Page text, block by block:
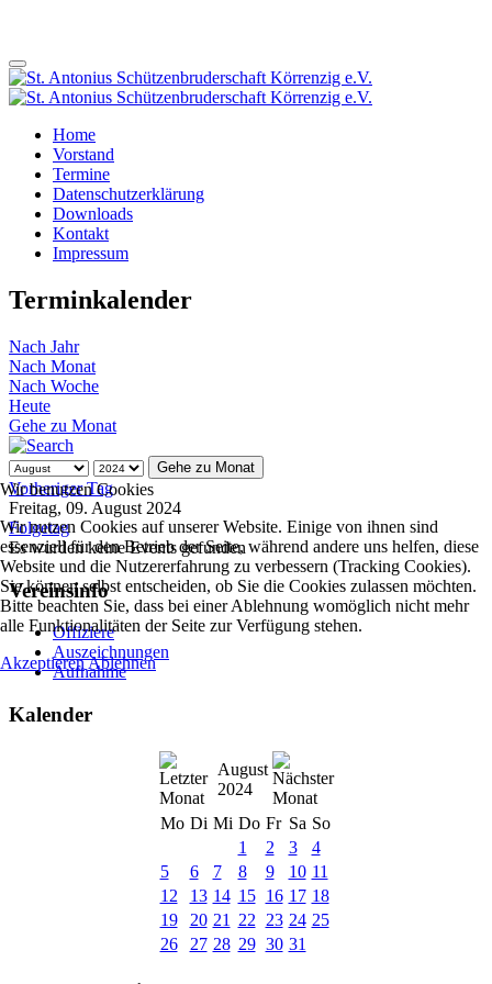
Home
Vorstand
Termine
Datenschutzerklärung
Downloads
Kontakt
Impressum
Terminkalender
Nach Jahr
Nach Monat
Nach Woche
Heute
Gehe zu Monat
Gehe zu Monat
Vorheriger Tag
Freitag, 09. August 2024
Folgetag
Es wurden keine Events gefunden
Vereinsinfo
Offiziere
Auszeichnungen
Aufnahme
Kalender
August
2024
Mo Di Mi Do Fr Sa So
1
2 3
4
5
6 7 8 9 10 11
12
13 14 15 16 17 18
19
20 21 22 23 24 25
26
27 28 29 30 31
Wir benutzen Cookies
Wir nutzen Cookies auf unserer Website. Einige von ihnen sind
essenziell für den Betrieb der Seite, während andere uns helfen, diese
Website und die Nutzererfahrung zu verbessern (Tracking Cookies).
Sie können selbst entscheiden, ob Sie die Cookies zulassen möchten.
Bitte beachten Sie, dass bei einer Ablehnung womöglich nicht mehr
alle Funktionalitäten der Seite zur Verfügung stehen.
AkzeptierenAblehnen